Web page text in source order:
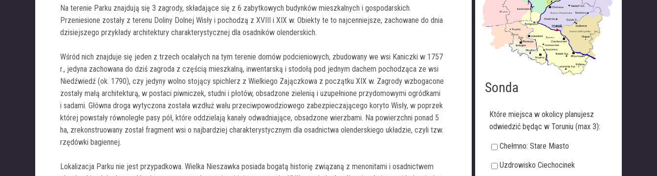
Na terenie Parku znajdują się 3 zagrody, składające się z 6 zabytkowych budynków mieszkalnych i gospodarskich.
Przeniesione zostały z terenu Doliny Dolnej Wisły i pochodzą z XVIII i XIX w. Obiekty te to najcenniejsze, zachowane do dnia
dzisiejszego przykłady architektury charakterystycznej dla osadników olenderskich.
Wśród nich znajduje się jeden z trzech ocalałych na tym terenie domów podcieniowych, zbudowany we wsi Kaniczki w 1757
r., jedyna zachowana do dziś zagroda z częścią mieszkalną, inwentarską i stodołą pod jednym dachem pochodząca ze wsi
Niedźwiedź (ok. 1790), czy jedyny wolno stojący spichlerz z Wielkiego Zajączkowa z początku XIX w. Zagrody wzbogacone
zostały małą architekturą, w postaci piwniczek, studni i płotów, obsadzone zielenią i uzupełnione przydomowymi ogródkami
i sadami. Główna droga wytyczona została wzdłuż wału przeciwpowodziowego zabezpieczającego koryto Wisły, w poprzek
której powstały równoległe pasy pół, które oddzielają kanały odwadniające, obsadzone wierzbami. Na powierzchni ponad 5
ha, zrekonstruowany został fragment wsi o najbardziej charakterystycznym dla osadnictwa olenderskiego układzie, czyli tzw.
rzędówki bagiennej.
Lokalizacja Parku nie jest przypadkowa. Wielka Nieszawka posiada bogatą historię związaną z menonitami i osadnictwem
Sonda
Które miejsca w okolicy planujesz
odwiedzić będąc w Toruniu (max 3):
Chełmno: Stare Miasto
Uzdrowisko Ciechocinek